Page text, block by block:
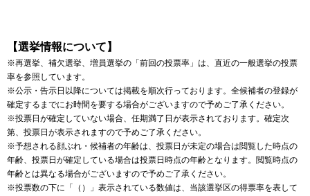
【選挙情報について】
※再選挙、補欠選挙、増員選挙の「前回の投票率」は、直近の一般選挙の投票
率を参照しています。
※公示・告示日以降については掲載を順次行っております。全候補者の登録が
確定するまでにお時間を要する場合がございますので予めご了承ください。
※投票日が確定していない場合、任期満了日が表示されております。確定次
第、投票日が表示されますので予めご了承ください。
※予想される顔ぶれ・候補者の年齢は、投票日が未定の場合は閲覧した時点の
年齢、投票日が確定している場合は投票日時点の年齢となります。閲覧時点の
年齢とは異なる場合がございますので予めご了承ください。
※投票数の下に「（）」表示されている数値は、当該選挙区の得票率を表して